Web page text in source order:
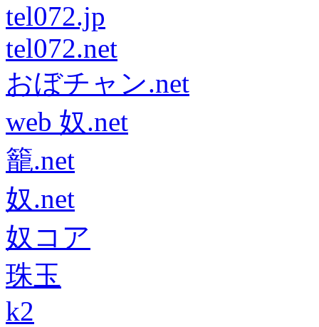
tel072.jp
tel072.net
おぼチャン.net
web 奴.net
籠.net
奴.net
奴コア
珠玉
k2